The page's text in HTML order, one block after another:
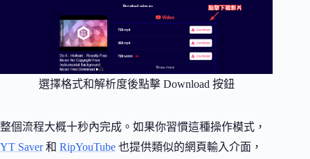
選擇格式和解析度後點擊 Download 按鈕
整個流程大概十秒內完成。如果你習慣這種操作模式，
YT Saver和 RipYouTube 也提供類似的網頁輸入介面，